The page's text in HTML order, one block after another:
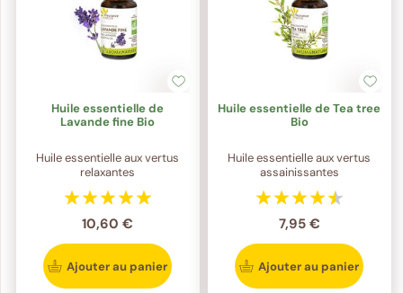
Huile essentielle de
Lavande fine Bio
Huile essentielle aux vertus
relaxantes
10,60 €
Ajouter au panier
Huile essentielle de Tea tree
Bio
Huile essentielle aux vertus
assainissantes
7,95 €
Ajouter au panier